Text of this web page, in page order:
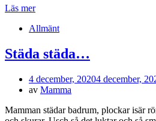
Läs mer
Allmänt
Städa städa…
Publicerad
den
4 december, 20204 december,
av Mamma
Mamman städar badrum, plockar isär